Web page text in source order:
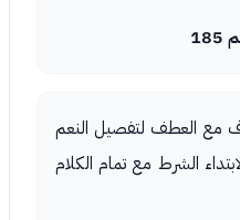
مع العطف لتفصيل النعم
الشرط مع تمام الكلام